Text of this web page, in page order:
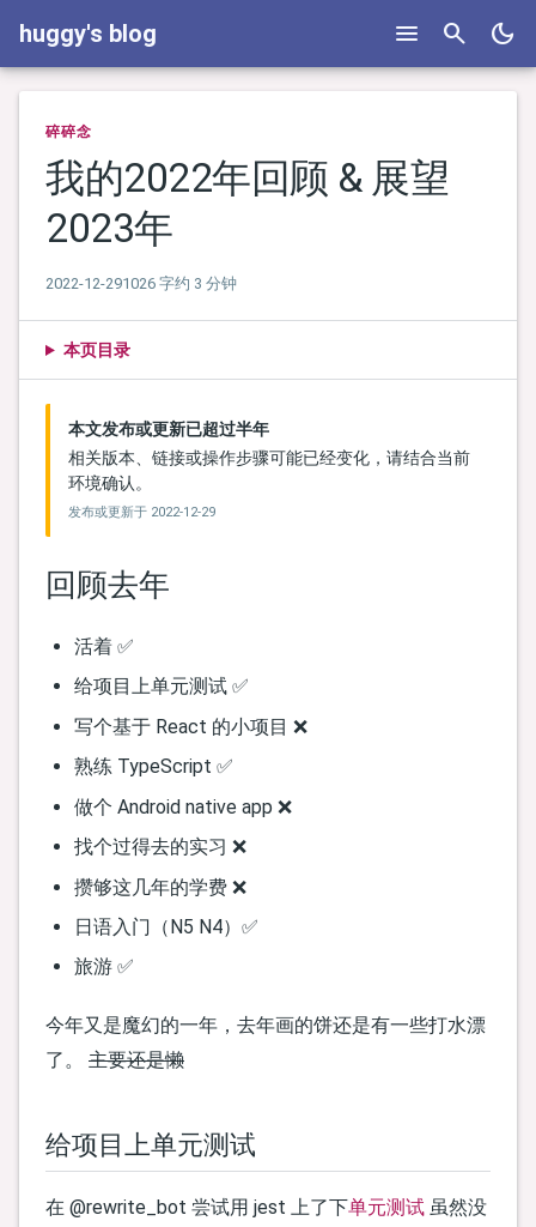
huggy's blog menu search dark_mode
碎碎念
我的2022年回顾 & 展望
2023年
2022-12-291026 字约 3 分钟
本页目录
本文发布或更新已超过半年
相关版本、链接或操作步骤可能已经变化，请结合当前
环境确认。
发布或更新于 2022-12-29
回顾去年
活着 ✅
给项目上单元测试 ✅
写个基于 React 的小项目 ❌
熟练 TypeScript ✅
做个 Android native app ❌
找个过得去的实习 ❌
攒够这几年的学费 ❌
日语入门（N5 N4）✅
旅游 ✅
今年又是魔幻的一年，去年画的饼还是有一些打水漂
了。 主要还是懒
给项目上单元测试
在 @rewrite_bot 尝试用 jest 上了下单元测试 虽然没